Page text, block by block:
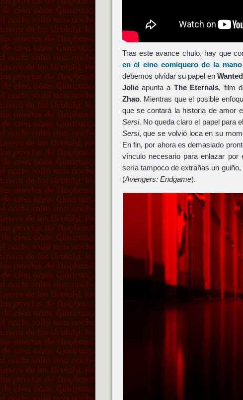
Tras este avance chulo, hay que
en el cine comiquero de la
debemos olvidar su papel enWanted
Jolieapunta a The Eternals, film
Zhao. Mientras que el posible
que se contará la historia de amor
Sersi. No queda claro el papel para
Sersi, que se volvió loca en su
En fin, por ahora es demasiado
vínculo necesario para enlazar por
sería tampoco de extrañas un
(Avengers: Endgame).